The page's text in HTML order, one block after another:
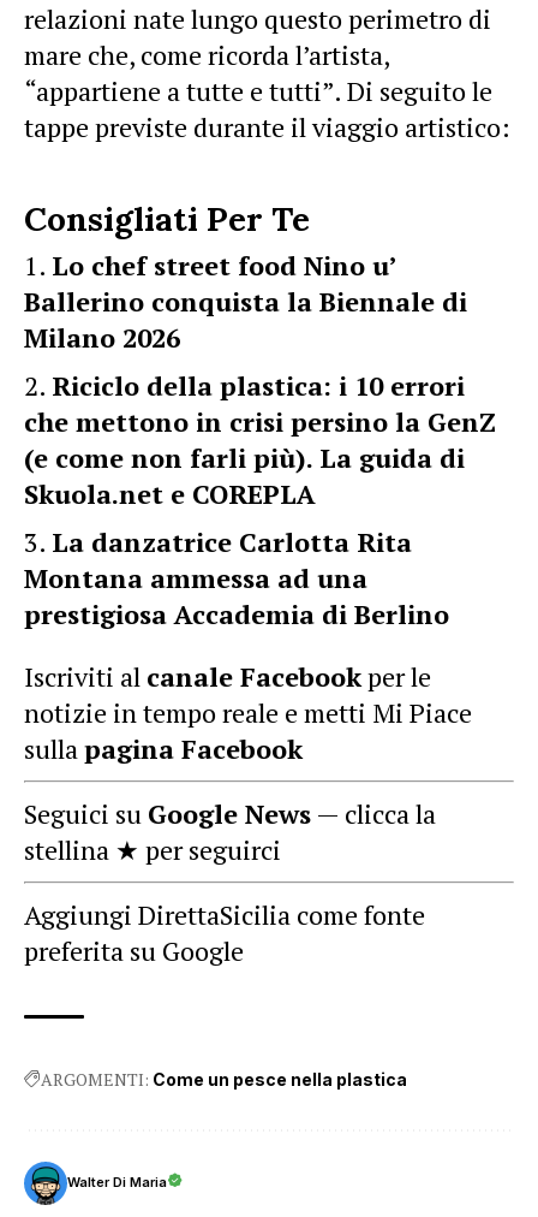
relazioni nate lungo questo perimetro di
mare che, come ricorda l’artista,
“appartiene a tutte e tutti”. Di seguito le
tappe previste durante il viaggio artistico:
Consigliati Per Te
Lo chef street food Nino u’
Ballerino conquista la Biennale di
Milano 2026
Riciclo della plastica: i 10 errori
che mettono in crisi persino la GenZ
(e come non farli più). La guida di
Skuola.net e COREPLA
La danzatrice Carlotta Rita
Montana ammessa ad una
prestigiosa Accademia di Berlino
Iscriviti al canale Facebookper le
notizie in tempo reale e metti Mi Piace
sullapagina Facebook
Seguici su Google News — clicca la
stellina ★ per seguirci
Aggiungi DirettaSicilia come fonte
preferita su Google
ARGOMENTI: Come un pesce nella plastica
Walter Di Maria